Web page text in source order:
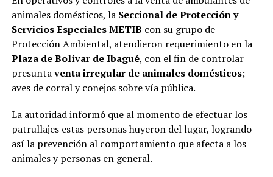
animales domésticos, la Seccional de Protección y
Servicios Especiales METIB con su grupo de
Protección Ambiental, atendieron requerimiento en la
Plaza de Bolívar de Ibagué, con el fin de controlar
presuntaventa irregular de animales domésticos;
aves de corral y conejos sobre vía pública.
La autoridad informó que al momento de efectuar los
patrullajes estas personas huyeron del lugar, logrando
así la prevención al comportamiento que afecta a los
animales y personas en general.